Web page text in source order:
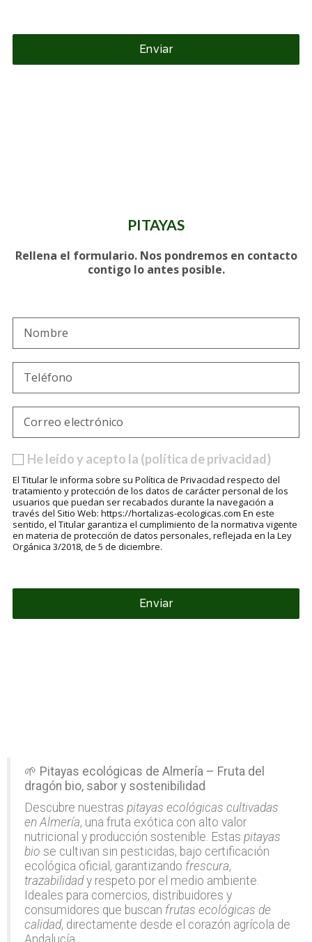
Enviar
PITAYAS
Rellena el formulario. Nos pondremos en contacto
contigo lo antes posible.
He leído y acepto la (política de privacidad)
El Titular le informa sobre su Política de Privacidad respecto del
tratamiento y protección de los datos de carácter personal de los
usuarios que puedan ser recabados durante la navegación a
través del Sitio Web: https://hortalizas-ecologicas.com En este
sentido, el Titular garantiza el cumplimiento de la normativa vigente
en materia de protección de datos personales, reflejada en la Ley
Orgánica 3/2018, de 5 de diciembre.
Enviar
🌱 Pitayas ecológicas de Almería – Fruta del
dragón bio, sabor y sostenibilidad
Descubre nuestras pitayas ecológicas cultivadas
en Almería, una fruta exótica con alto valor
nutricional y producción sostenible. Estas pitayas
bio se cultivan sin pesticidas, bajo certificación
ecológica oficial, garantizando frescura,
trazabilidady respeto por el medio ambiente.
Ideales para comercios, distribuidores y
consumidores que buscan frutas ecológicas de
calidad, directamente desde el corazón agrícola de